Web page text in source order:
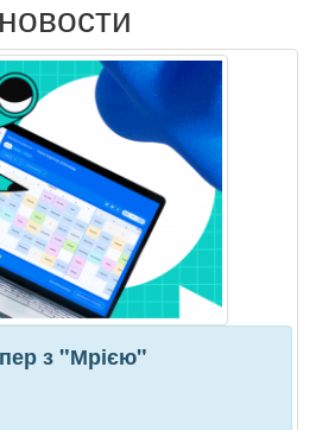
з "Мрією"